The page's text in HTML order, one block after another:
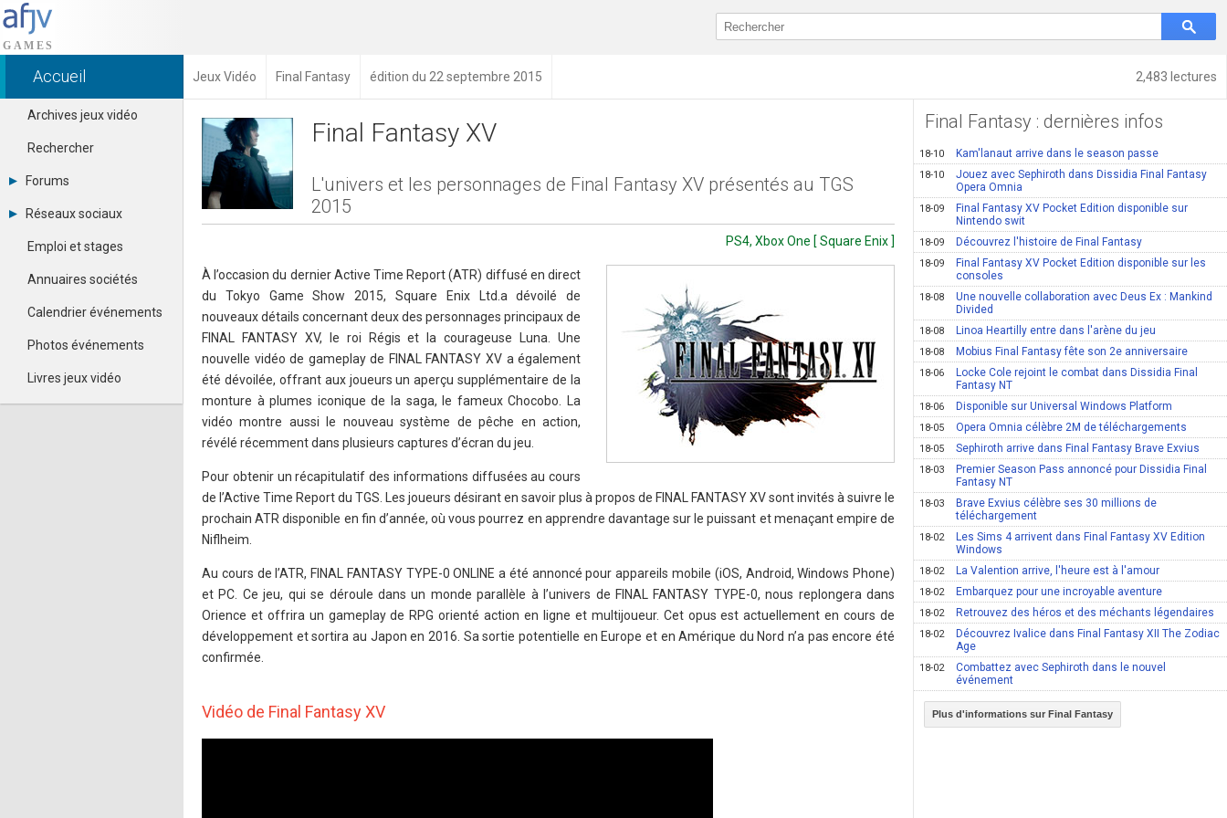
2,483 lectures
Accueil Jeux Vidéo Final Fantasy édition du 22 septembre 2015
Archives jeux vidéo
Rechercher
Forums
Tous les forums
Se connecter
Contacter un modérateur
Réseaux sociaux
Dailymotion
Facebook
Google+
Pinterest
Youtube
Emploi et stages
Annuaires sociétés
Calendrier événements
Photos événements
Livres jeux vidéo
Final Fantasy XV
L'univers et les personnages de Final Fantasy XV présentés au TGS
2015
PS4, Xbox One [ Square Enix ]
À l’occasion du dernier Active Time Report (ATR) diffusé en direct
du Tokyo Game Show 2015, Square Enix Ltd.a dévoilé de
nouveaux détails concernant deux des personnages principaux de
FINAL FANTASY XV, le roi Régis et la courageuse Luna. Une
nouvelle vidéo de gameplay de FINAL FANTASY XV a également
été dévoilée, offrant aux joueurs un aperçu supplémentaire de la
monture à plumes iconique de la saga, le fameux Chocobo. La
vidéo montre aussi le nouveau système de pêche en action,
révélé récemment dans plusieurs captures d’écran du jeu.
Pour obtenir un récapitulatif des informations diffusées au cours
de l’Active Time Report du TGS. Les joueurs désirant en savoir plus à propos de FINAL FANTASY XV sont invités à suivre le
prochain ATR disponible en fin d’année, où vous pourrez en apprendre davantage sur le puissant et menaçant empire de
Niflheim.
Au cours de l’ATR, FINAL FANTASY TYPE-0 ONLINE a été annoncé pour appareils mobile (iOS, Android, Windows Phone)
et PC. Ce jeu, qui se déroule dans un monde parallèle à l’univers de FINAL FANTASY TYPE-0, nous replongera dans
Orience et offrira un gameplay de RPG orienté action en ligne et multijoueur. Cet opus est actuellement en cours de
développement et sortira au Japon en 2016. Sa sortie potentielle en Europe et en Amérique du Nord n’a pas encore été
confirmée.
Vidéo de Final Fantasy XV
Final Fantasy : dernières infos
18-10 Kam'lanaut arrive dans le season passe
18-10
Jouez avec Sephiroth dans Dissidia Final Fantasy
Opera Omnia
18-09
Final Fantasy XV Pocket Edition disponible sur
Nintendo swit
18-09 Découvrez l'histoire de Final Fantasy
18-09
Final Fantasy XV Pocket Edition disponible sur les
consoles
18-08
Une nouvelle collaboration avec Deus Ex : Mankind
Divided
18-08 Linoa Heartilly entre dans l'arène du jeu
18-08 Mobius Final Fantasy fête son 2e anniversaire
18-06
Locke Cole rejoint le combat dans Dissidia Final
Fantasy NT
18-06 Disponible sur Universal Windows Platform
18-05 Opera Omnia célèbre 2M de téléchargements
18-05 Sephiroth arrive dans Final Fantasy Brave Exvius
18-03
Premier Season Pass annoncé pour Dissidia Final
Fantasy NT
18-03
Brave Exvius célèbre ses 30 millions de
téléchargement
18-02
Les Sims 4 arrivent dans Final Fantasy XV Edition
Windows
18-02 La Valention arrive, l'heure est à l'amour
18-02 Embarquez pour une incroyable aventure
18-02 Retrouvez des héros et des méchants légendaires
18-02
Découvrez Ivalice dans Final Fantasy XII The Zodiac
Age
18-02
Combattez avec Sephiroth dans le nouvel
événement
Plus d'informations sur Final Fantasy